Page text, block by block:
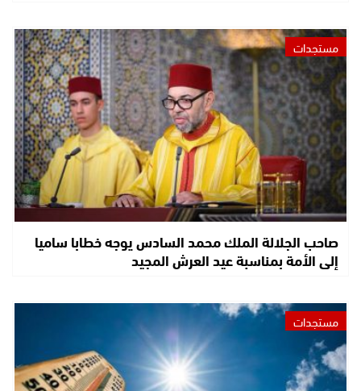
مستجدات
صاحب الجلالة الملك محمد السادس يوجه خطابا ساميا
إلى الأمة بمناسبة عيد العرش المجيد
مستجدات